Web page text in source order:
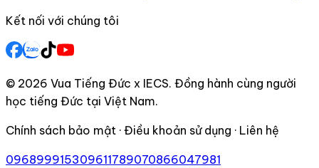
Kết nối với chúng tôi
© 2026 Vua Tiếng Đức x IECS. Đồng hành cùng người
học tiếng Đức tại Việt Nam.
Chính sách bảo mật · Điều khoản sử dụng · Liên hệ
096899915309611789070866047981